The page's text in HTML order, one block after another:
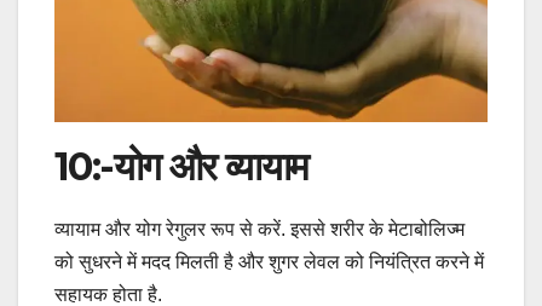
10:-योग और व्यायाम
व्यायाम और योग रेगुलर रूप से करें. इससे शरीर के मेटाबोलिज्म
को सुधरने में मदद मिलती है और शुगर लेवल को नियंत्रित करने में
सहायक होता है.